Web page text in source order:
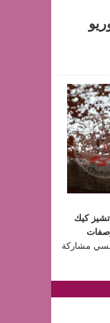
تشيز كيك
مشاركة